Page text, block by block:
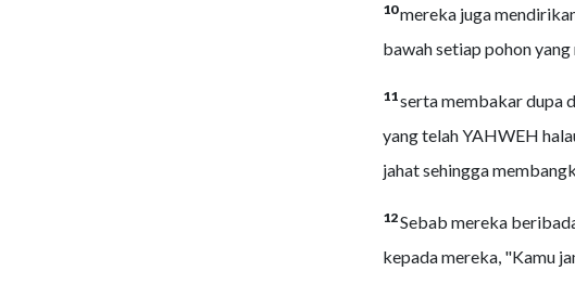
10mereka juga
bawah setiap pohon
11serta membakar dupa
yang telah YAHWEH
jahat sehingga
12Sebab mereka
kepada mereka, "Kamu